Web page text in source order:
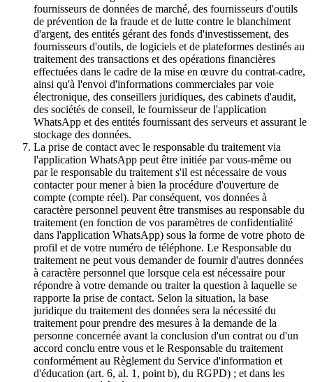
fournisseurs de données de marché, des fournisseurs d'outils
de prévention de la fraude et de lutte contre le blanchiment
d'argent, des entités gérant des fonds d'investissement, des
fournisseurs d'outils, de logiciels et de plateformes destinés au
traitement des transactions et des opérations financières
effectuées dans le cadre de la mise en œuvre du contrat-cadre,
ainsi qu'à l'envoi d'informations commerciales par voie
électronique, des conseillers juridiques, des cabinets d'audit,
des sociétés de conseil, le fournisseur de l'application
WhatsApp et des entités fournissant des serveurs et assurant le
stockage des données.
La prise de contact avec le responsable du traitement via
l'application WhatsApp peut être initiée par vous-même ou
par le responsable du traitement s'il est nécessaire de vous
contacter pour mener à bien la procédure d'ouverture de
compte (compte réel). Par conséquent, vos données à
caractère personnel peuvent être transmises au responsable du
traitement (en fonction de vos paramètres de confidentialité
dans l'application WhatsApp) sous la forme de votre photo de
profil et de votre numéro de téléphone. Le Responsable du
traitement ne peut vous demander de fournir d'autres données
à caractère personnel que lorsque cela est nécessaire pour
répondre à votre demande ou traiter la question à laquelle se
rapporte la prise de contact. Selon la situation, la base
juridique du traitement des données sera la nécessité du
traitement pour prendre des mesures à la demande de la
personne concernée avant la conclusion d'un contrat ou d'un
accord conclu entre vous et le Responsable du traitement
conformément au Règlement du Service d'information et
d'éducation (art. 6, al. 1, point b), du RGPD) ; et dans les